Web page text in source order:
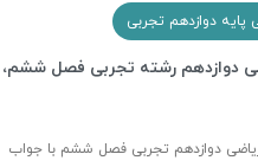
پایه دوازدهم تجربی
دوازدهم رشته تجربی فصل ششم،
ریاضی دوازدهم تجربی فصل ششم با جواب